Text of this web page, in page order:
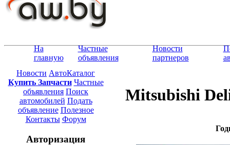
На
главную
Частные
объявления
Новости
партнеров
Новости АвтоКаталог
Купить Запчасти Частные
объявления Поиск
автомобилей Подать
объявление Полезное
Контакты Форум
Авторизация
Mitsubishi